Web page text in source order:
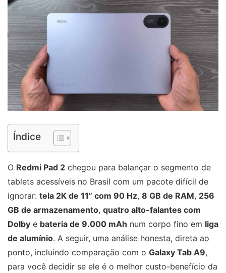
Índice
O Redmi Pad 2 chegou para balançar o segmento de
tablets acessíveis no Brasil com um pacote difícil de
ignorar: tela 2K de 11” com 90 Hz, 8 GB de RAM, 256
GB de armazenamento, quatro alto-falantes com
Dolby e bateria de 9.000 mAh num corpo fino em liga
de alumínio. A seguir, uma análise honesta, direta ao
ponto, incluindo comparação com o Galaxy Tab A9,
para você decidir se ele é o melhor custo-benefício da